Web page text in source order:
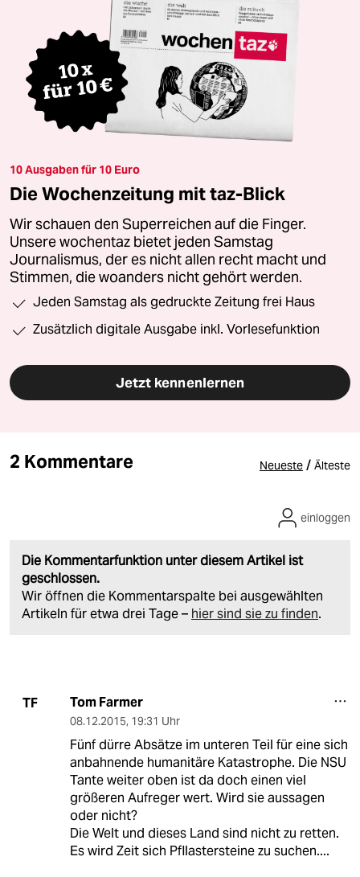
10 Ausgaben für 10 Euro
Die Wochenzeitung mit taz-Blick
Wir schauen den Superreichen auf die Finger.
Unsere wochentaz bietet jeden Samstag
Journalismus, der es nicht allen recht macht und
Stimmen, die woanders nicht gehört werden.
Jeden Samstag als gedruckte Zeitung frei Haus
Zusätzlich digitale Ausgabe inkl. Vorlesefunktion
Jetzt kennenlernen
2 Kommentare Neueste / Älteste
Die Kommentarfunktion unter diesem Artikel ist
geschlossen.
Wir öffnen die Kommentarspalte bei ausgewählten
Artikeln für etwa drei Tage – hier sind sie zu finden.
einloggen
TF Tom Farmer
08.12.2015, 19:31 Uhr
Fünf dürre Absätze im unteren Teil für eine sich
anbahnende humanitäre Katastrophe. Die NSU
Tante weiter oben ist da doch einen viel
größeren Aufreger wert. Wird sie aussagen
oder nicht?
Die Welt und dieses Land sind nicht zu retten.
Es wird Zeit sich Pfllastersteine zu suchen....